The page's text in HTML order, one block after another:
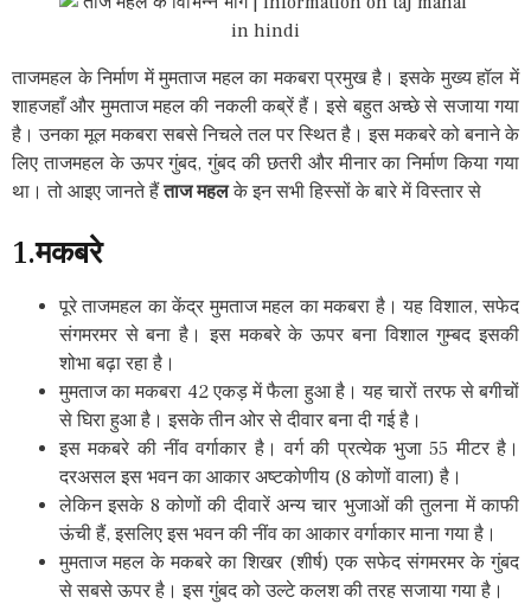
ताजमहल के निर्माण में मुमताज महल का मकबरा प्रमुख है। इसके मुख्य हॉल में
शाहजहाँ और मुमताज महल की नकली कब्रें हैं। इसे बहुत अच्छे से सजाया गया
है। उनका मूल मकबरा सबसे निचले तल पर स्थित है। इस मकबरे को बनाने के
लिए ताजमहल के ऊपर गुंबद, गुंबद की छतरी और मीनार का निर्माण किया गया
था। तो आइए जानते हैंताज महलके इन सभी हिस्सों के बारे में विस्तार से
1.मकबरे
पूरे ताजमहल का केंद्र मुमताज महल का मकबरा है। यह विशाल, सफेद
संगमरमर से बना है। इस मकबरे के ऊपर बना विशाल गुम्बद इसकी
शोभा बढ़ा रहा है।
मुमताज का मकबरा 42 एकड़ में फैला हुआ है। यह चारों तरफ से बगीचों
से घिरा हुआ है। इसके तीन ओर से दीवार बना दी गई है।
इस मकबरे की नींव वर्गाकार है। वर्ग की प्रत्येक भुजा 55 मीटर है।
दरअसल इस भवन का आकार अष्टकोणीय (8 कोणों वाला) है।
लेकिन इसके 8 कोणों की दीवारें अन्य चार भुजाओं की तुलना में काफी
ऊंची हैं, इसलिए इस भवन की नींव का आकार वर्गाकार माना गया है।
मुमताज महल के मकबरे का शिखर (शीर्ष) एक सफेद संगमरमर के गुंबद
से सबसे ऊपर है। इस गुंबद को उल्टे कलश की तरह सजाया गया है।